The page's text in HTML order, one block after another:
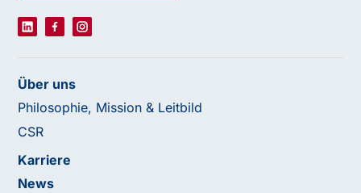
Über uns
Philosophie, Mission & Leitbild
CSR
Karriere
News